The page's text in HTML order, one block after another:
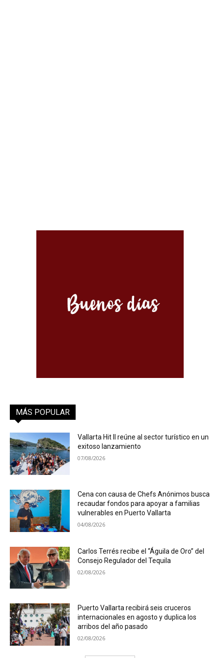
MÁS POPULAR
Vallarta Hit II reúne al sector turístico en un
exitoso lanzamiento
07/08/2026
Cena con causa de Chefs Anónimos busca
recaudar fondos para apoyar a familias
vulnerables en Puerto Vallarta
04/08/2026
Carlos Terrés recibe el “Águila de Oro” del
Consejo Regulador del Tequila
02/08/2026
Puerto Vallarta recibirá seis cruceros
internacionales en agosto y duplica los
arribos del año pasado
02/08/2026